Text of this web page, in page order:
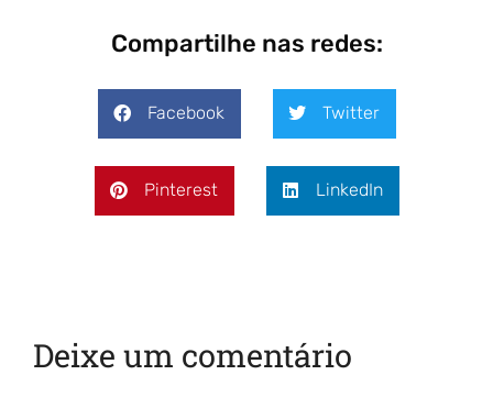
Compartilhe nas redes:
Facebook Twitter
Pinterest LinkedIn
Deixe um comentário